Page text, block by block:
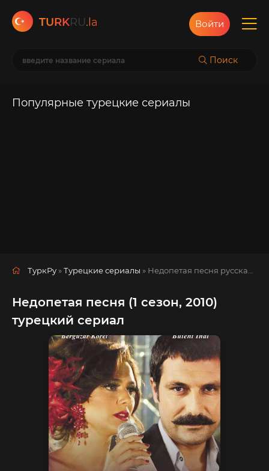
TURKRU.la
Поиск
Войти
Популярные турецкие сериалы
ТуркРу »Турецкие сериалы » Недопетая песня русская озвучка смотреть полностью онлайн!
Недопетая песня (1 сезон, 2010)
турецкий сериал